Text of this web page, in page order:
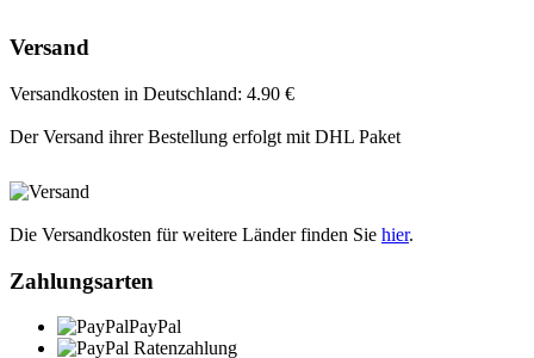
Versand
Versandkosten in Deutschland: 4.90 €
Der Versand ihrer Bestellung erfolgt mit DHL Paket
Die Versandkosten für weitere Länder finden Sie hier.
Zahlungsarten
PayPal